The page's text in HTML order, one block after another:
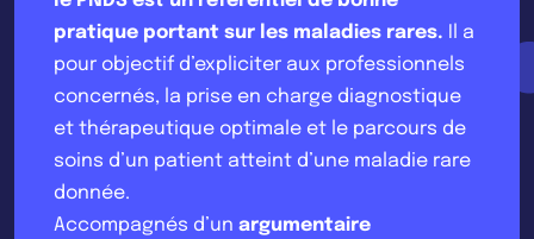
pratique portant sur les maladies rares. Il a
pour objectif d’expliciter aux professionnels
concernés, la prise en charge diagnostique
et thérapeutique optimale et le parcours de
soins d’un patient atteint d’une maladie rare
donnée.
Accompagnés d’un argumentaire